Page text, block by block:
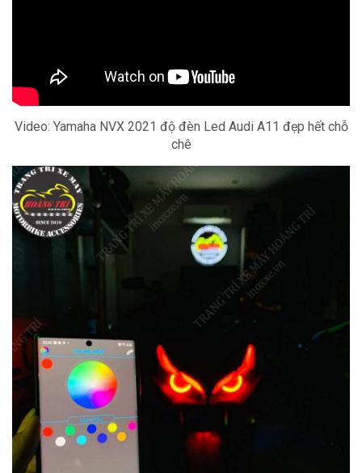
Video: Yamaha NVX 2021 độ đèn Led Audi A11 đẹp hết chỗ
chê